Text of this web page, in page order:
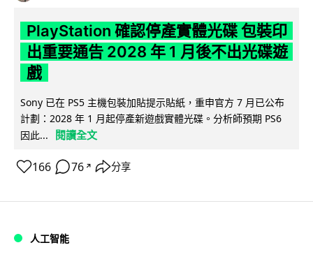
PlayStation 確認停產實體光碟 包裝印
出重要通告 2028 年 1 月後不出光碟遊
戲
Sony 已在 PS5 主機包裝加貼提示貼紙，重申官方 7 月已公布
計劃：2028 年 1 月起停產新遊戲實體光碟。分析師預期 PS6
因此...
閱讀全文
166 76 ↗ 分享
人工智能